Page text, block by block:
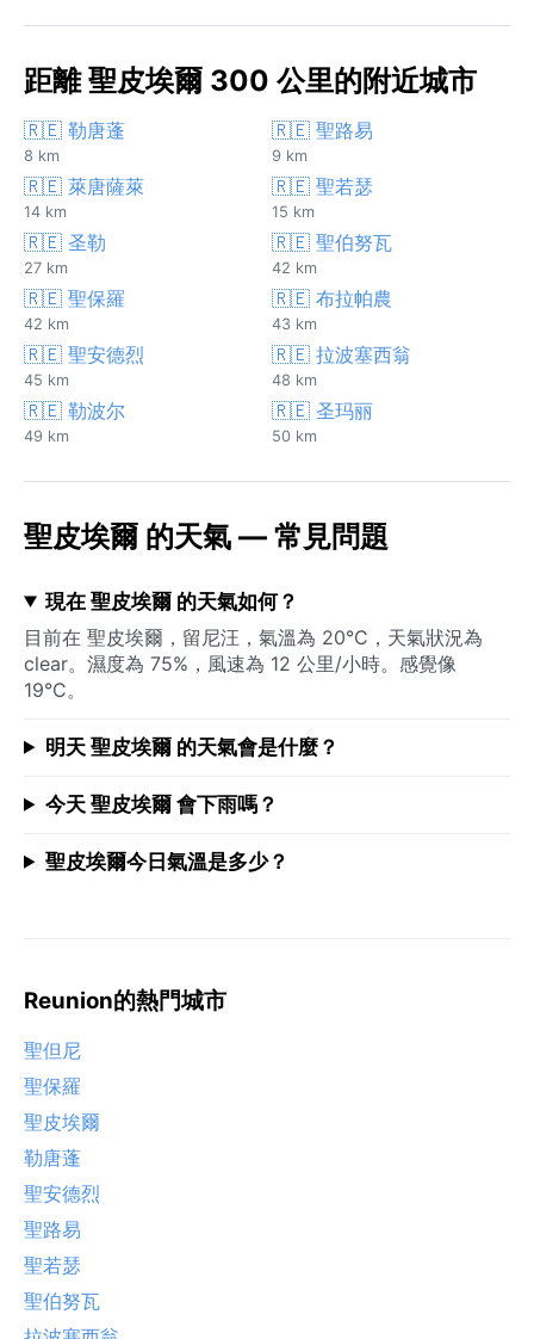
距離 聖皮埃爾 300 公里的附近城市
🇷🇪 勒唐蓬
8 km
🇷🇪 聖路易
9 km
🇷🇪 萊唐薩萊
14 km
🇷🇪 聖若瑟
15 km
🇷🇪 圣勒
27 km
🇷🇪 聖伯努瓦
42 km
🇷🇪 聖保羅
42 km
🇷🇪 布拉帕農
43 km
🇷🇪 聖安德烈
45 km
🇷🇪 拉波塞西翁
48 km
🇷🇪 勒波尔
49 km
🇷🇪 圣玛丽
50 km
聖皮埃爾 的天氣 — 常見問題
現在 聖皮埃爾 的天氣如何？
目前在 聖皮埃爾，留尼汪，氣溫為 20°C，天氣狀況為
clear。濕度為 75%，風速為 12 公里/小時。感覺像
19°C。
明天 聖皮埃爾 的天氣會是什麼？
今天 聖皮埃爾 會下雨嗎？
聖皮埃爾今日氣溫是多少？
Reunion的熱門城市
聖但尼
聖保羅
聖皮埃爾
勒唐蓬
聖安德烈
聖路易
聖若瑟
聖伯努瓦